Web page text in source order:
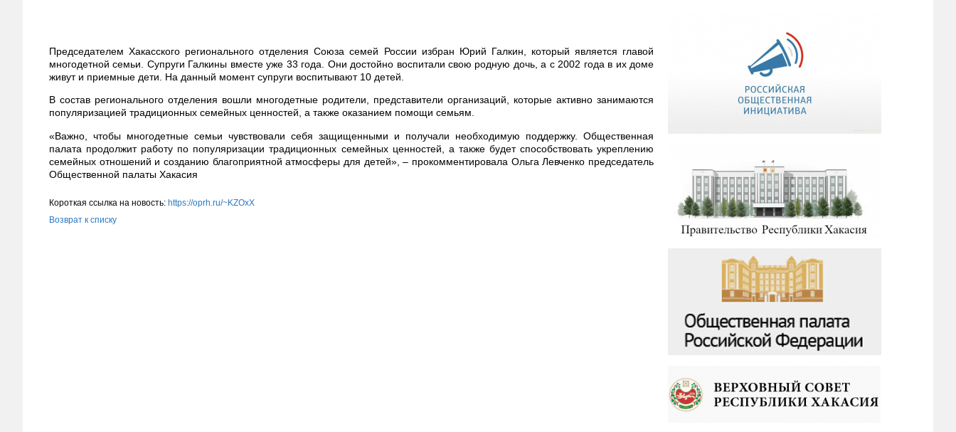
Председателем Хакасского регионального отделения Союза семей России избран Юрий Галкин, который является главой
многодетной семьи. Супруги Галкины вместе уже 33 года. Они достойно воспитали свою родную дочь, а с 2002 года в их доме
живут и приемные дети. На данный момент супруги воспитывают 10 детей.
В состав регионального отделения вошли многодетные родители, представители организаций, которые активно занимаются
популяризацией традиционных семейных ценностей, а также оказанием помощи семьям.
«Важно, чтобы многодетные семьи чувствовали себя защищенными и получали необходимую поддержку. Общественная
палата продолжит работу по популяризации традиционных семейных ценностей, а также будет способствовать укреплению
семейных отношений и созданию благоприятной атмосферы для детей», – прокомментировала Ольга Левченко председатель
Общественной палаты Хакасия
Короткая ссылка на новость: https://oprh.ru/~KZOxX
Возврат к списку